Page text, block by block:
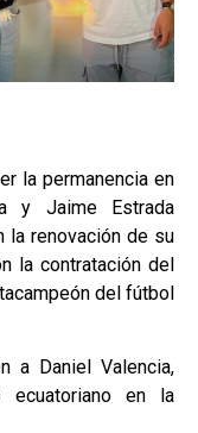
la permanencia en
y Jaime Estrada
la renovación de su
la contratación del
del fútbol
a Daniel Valencia,
ecuatoriano en la